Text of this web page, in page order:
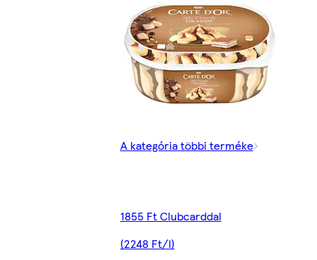
A kategória többi terméke
1855 Ft Clubcarddal
(2248 Ft/l)